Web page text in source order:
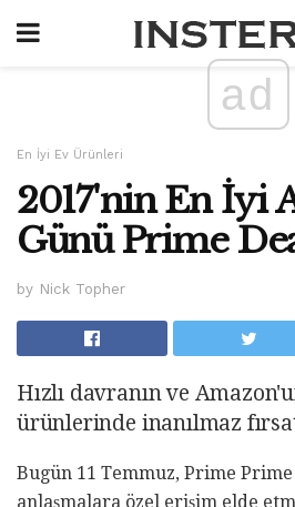
ad
En İyi Ev Ürünleri
2017'nin En İyi
Günü Prime
by Nick Topher
Hızlı davranın ve
ürünlerinde inanılmaz
Bugün 11 Temmuz, Prime
anlaşmalara özel erişim elde